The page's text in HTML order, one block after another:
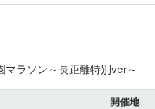
ラソン～長距離特別ver～
開催地